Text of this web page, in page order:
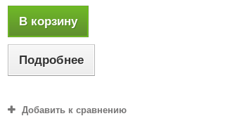
В корзину
Подробнее
Добавить к сравнению